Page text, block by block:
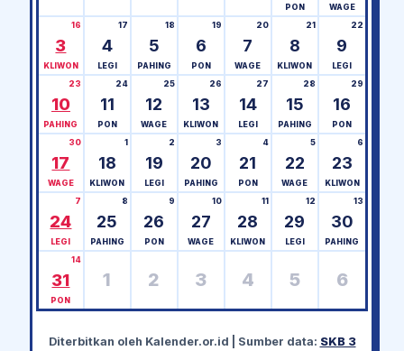
PON WAGE
3
16
KLIWON
4
17
LEGI
5
18
PAHING
6
19
PON
7
20
WAGE
8
21
KLIWON
9
22
LEGI
10
23
PAHING
11
24
PON
12
25
WAGE
13
26
KLIWON
14
27
LEGI
15
28
PAHING
16
29
PON
17
30
WAGE
18
1
KLIWON
19
2
LEGI
20
3
PAHING
21
4
PON
22
5
WAGE
23
6
KLIWON
24
7
LEGI
25
8
PAHING
26
9
PON
27
10
WAGE
28
11
KLIWON
29
12
LEGI
30
13
PAHING
31
14
PON
1 2 3 4 5 6
Diterbitkan oleh Kalender.or.id | Sumber data: SKB 3